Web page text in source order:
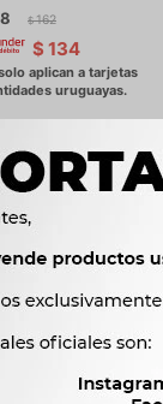
$ 162
$ 134